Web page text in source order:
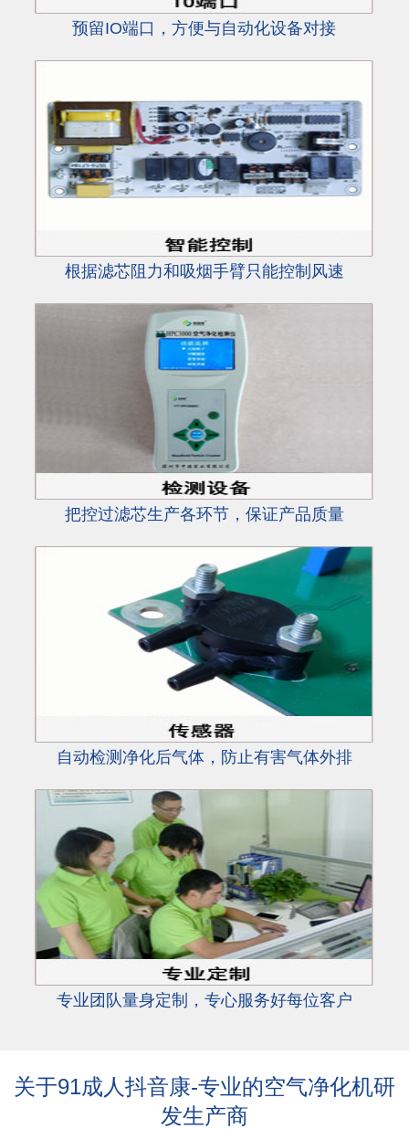
预留IO端口，方便与自动化设备对接
根据滤芯阻力和吸烟手臂只能控制风速
把控过滤芯生产各环节，保证产品质量
自动检测净化后气体，防止有害气体外排
专业团队量身定制，专心服务好每位客户
关于91成人抖音康-专业的空气净化机研
发生产商